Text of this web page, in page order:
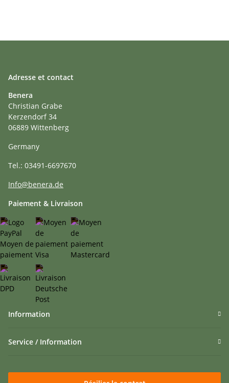
Adresse et contact
Benera
Christian Grabe
Kerzendorf 34
06889 Wittenberg
Germany
Tel.: 03491-6697670
Info@benera.de
Paiement & Livraison
Information
Service / Information